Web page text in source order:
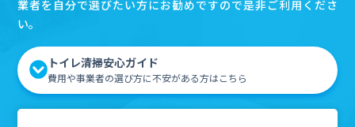
業者を自分で選びたい方にお勧めですので是非ご利用くださ
い。
トイレ清掃安心ガイド
費用や事業者の選び方に不安がある方はこちら